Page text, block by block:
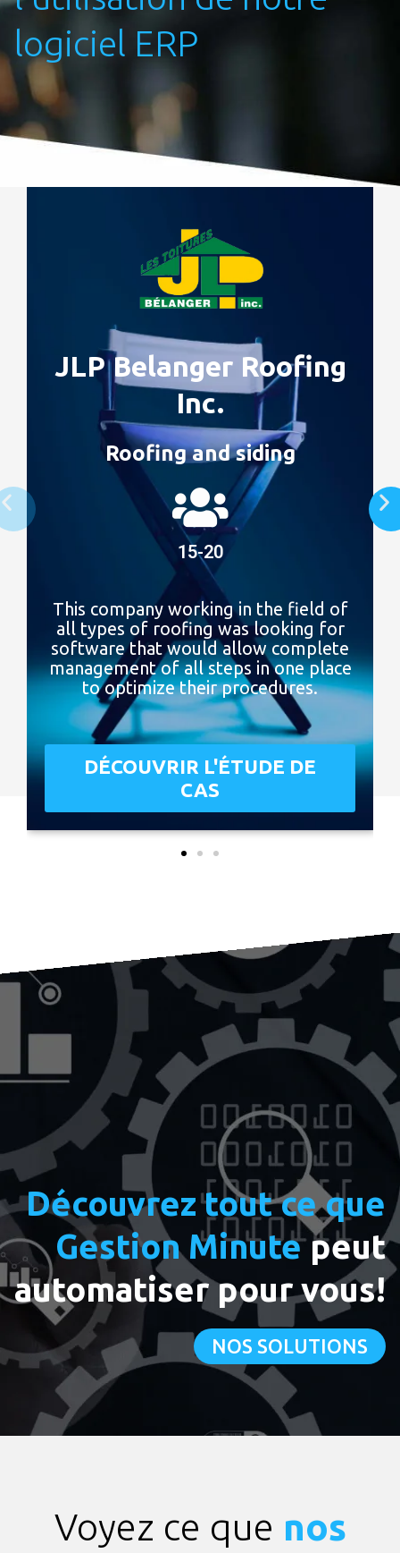
logiciel ERP
JLP Belanger Roofing
Inc.
Roofing and siding
15-20
This company working in the field of
all types of roofing was looking for
software that would allow complete
management of all steps in one place
to optimize their procedures.
DÉCOUVRIR L'ÉTUDE DE
CAS
Découvrez tout ce que
Gestion Minutepeut
automatiser pour vous!
NOS SOLUTIONS
Voyez ce que nos